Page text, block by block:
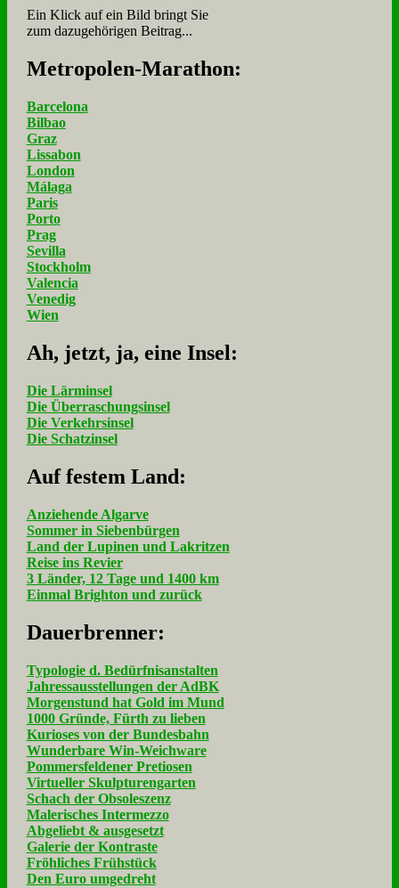
Ein Klick auf ein Bild bringt Sie
zum dazugehörigen Beitrag...
Me­tro­po­len-Ma­ra­thon:
Barcelona
Bilbao
Graz
Lissabon
London
Málaga
Paris
Porto
Prag
Sevilla
Stockholm
Valencia
Venedig
Wien
Ah, jetzt, ja, ei­ne In­sel:
Die Lärminsel
Die Überraschungsinsel
Die Verkehrsinsel
Die Schatzinsel
Auf fe­stem Land:
Anziehende Algarve
Sommer in Siebenbürgen
Land der Lupinen und Lakritzen
Reise ins Revier
3 Länder, 12 Tage und 1400 km
Einmal Brighton und zurück
Dau­er­bren­ner:
Typologie d. Bedürfnisanstalten
Jahressausstellungen der AdBK
Morgenstund hat Gold im Mund
1000 Gründe, Fürth zu lieben
Kurioses von der Bundesbahn
Wunderbare Win-Weichware
Pommersfeldener Pretiosen
Virtueller Skulpturengarten
Schach der Obsoleszenz
Malerisches Intermezzo
Abgeliebt & ausgesetzt
Galerie der Kontraste
Fröhliches Frühstück
Den Euro umgedreht